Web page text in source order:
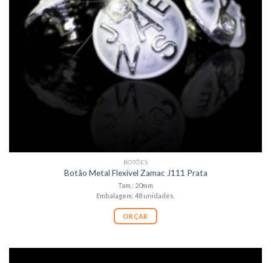
BOTÕES
Botão Metal Flexível Zamac J111 Prata
Tam.: 20mm
Embalagem: 48 unidades.
ORÇAR